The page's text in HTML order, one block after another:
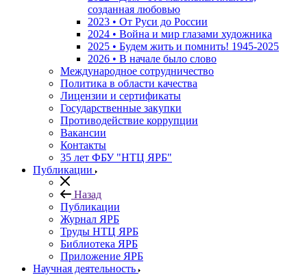
созданная любовью
2023 • От Руси до России
2024 • Война и мир глазами художника
2025 • Будем жить и помнить! 1945-2025
2026 • В начале было слово
Международное сотрудничество
Политика в области качества
Лицензии и сертификаты
Государственные закупки
Противодействие коррупции
Вакансии
Контакты
35 лет ФБУ "НТЦ ЯРБ"
Публикации
Назад
Публикации
Журнал ЯРБ
Труды НТЦ ЯРБ
Библиотека ЯРБ
Приложение ЯРБ
Научная деятельность